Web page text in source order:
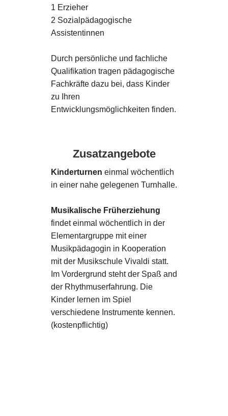
1 Erzieher
2 Sozialpädagogische
Assistentinnen
Durch persönliche und fachliche
Qualifikation tragen pädagogische
Fachkräfte dazu bei, dass Kinder
zu Ihren
Entwicklungsmöglichkeiten finden.
Zusatzangebote
Kinderturnen einmal wöchentlich
in einer nahe gelegenen Turnhalle.
Musikalische Früherziehung
findet einmal wöchentlich in der
Elementargruppe mit einer
Musikpädagogin in Kooperation
mit der Musikschule Vivaldi statt.
Im Vordergrund steht der Spaß and
der Rhythmuserfahrung. Die
Kinder lernen im Spiel
verschiedene Instrumente kennen.
(kostenpflichtig)